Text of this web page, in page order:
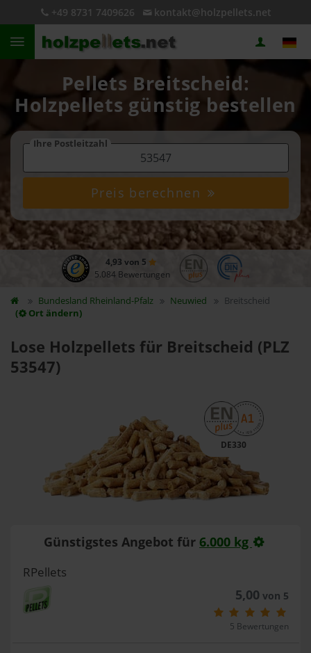
+49 8731 7409626 kontakt@holzpellets.net
Pellets Breitscheid:
Holzpellets günstig bestellen
Ihre Postleitzahl
Preis berechnen
4,93 von 5
5.084 Bewertungen
Bundesland Rheinland-Pfalz Neuwied
Breitscheid
(
Ort ändern)
Lose Holzpellets für Breitscheid (PLZ
53547)
DE330
Günstigstes Angebot für 6.000 kg
RPellets
5,00 von 5
5 Bewertungen